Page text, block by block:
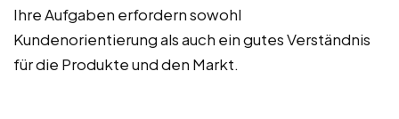
Ihre Aufgaben erfordern sowohl
Kundenorientierung als auch ein gutes Verständnis
für die Produkte und den Markt.